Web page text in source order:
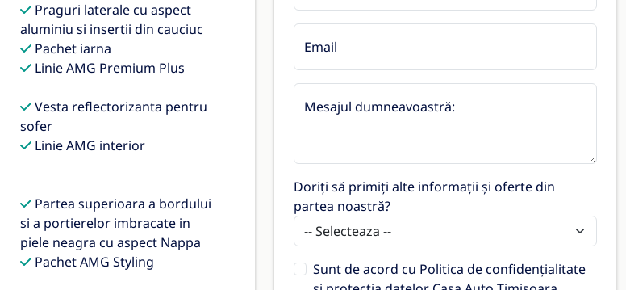
Praguri laterale cu aspect
aluminiu si insertii din cauciuc
Pachet iarna
Linie AMG Premium Plus
Vesta reflectorizanta pentru
sofer
Linie AMG interior
Partea superioara a bordului
si a portierelor imbracate in
piele neagra cu aspect Nappa
Pachet AMG Styling
Email
Mesajul dumneavoastră:
Doriți să primiți alte informații și oferte din
partea noastră?
Sunt de acord cu Politica de confidențialitate